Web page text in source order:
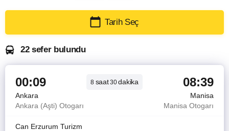
Tarih Seç
22 sefer bulundu
00:09 8 saat30dakika 08:39
Ankara
Manisa
Ankara (Aşti) Otogarı
Manisa Otogarı
Can Erzurum Turizm